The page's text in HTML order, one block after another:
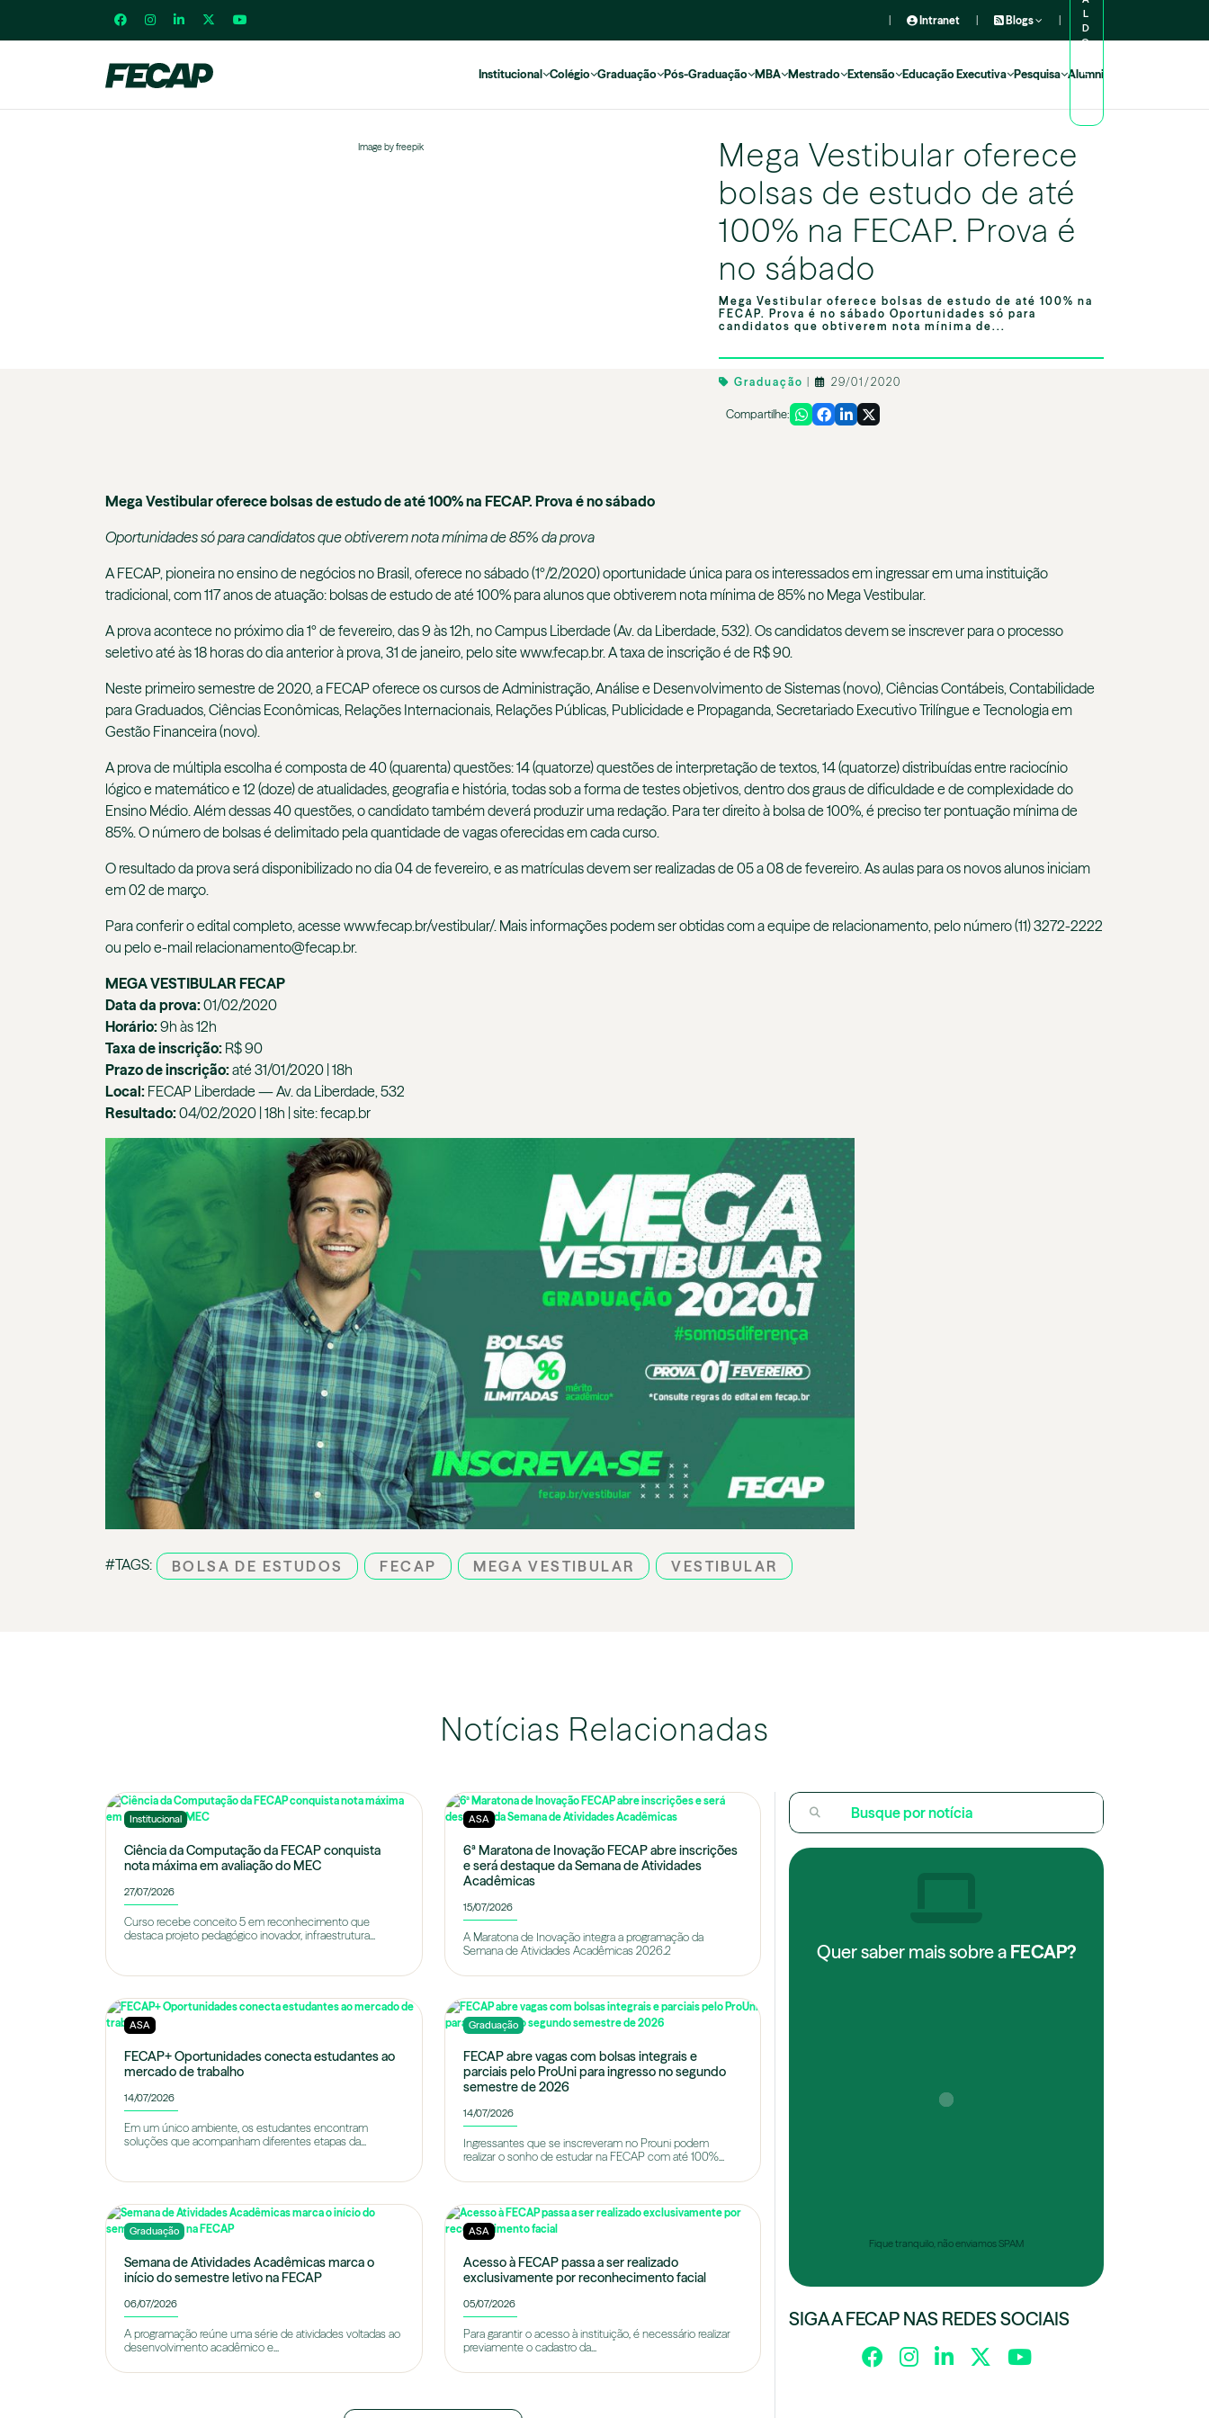
| Intranet | Blogs |
L
D
O
L
O
Institucional Colégio Graduação Pós-Graduação MBA Mestrado Extensão Educação Executiva Pesquisa Alumni
Image by freepik
Mega Vestibular oferece
bolsas de estudo de até
100% na FECAP. Prova é
no sábado
Mega Vestibular oferece bolsas de estudo de até 100% na
FECAP. Prova é no sábado Oportunidades só para
candidatos que obtiverem nota mínima de...
Graduação 29/01/2020
Compartilhe:
Mega Vestibular oferece bolsas de estudo de até 100% na FECAP. Prova é no sábado
Oportunidades só para candidatos que obtiverem nota mínima de 85% da prova
A FECAP, pioneira no ensino de negócios no Brasil, oferece no sábado (1º/2/2020) oportunidade única para os interessados em ingressar em uma instituição
tradicional, com 117 anos de atuação: bolsas de estudo de até 100% para alunos que obtiverem nota mínima de 85% no Mega Vestibular.
A prova acontece no próximo dia 1º de fevereiro, das 9 às 12h, no Campus Liberdade (Av. da Liberdade, 532). Os candidatos devem se inscrever para o processo
seletivo até às 18 horas do dia anterior à prova, 31 de janeiro, pelo site www.fecap.br. A taxa de inscrição é de R$ 90.
Neste primeiro semestre de 2020, a FECAP oferece os cursos de Administração, Análise e Desenvolvimento de Sistemas (novo), Ciências Contábeis, Contabilidade
para Graduados, Ciências Econômicas, Relações Internacionais, Relações Públicas, Publicidade e Propaganda, Secretariado Executivo Trilíngue e Tecnologia em
Gestão Financeira (novo).
A prova de múltipla escolha é composta de 40 (quarenta) questões: 14 (quatorze) questões de interpretação de textos, 14 (quatorze) distribuídas entre raciocínio
lógico e matemático e 12 (doze) de atualidades, geografia e história, todas sob a forma de testes objetivos, dentro dos graus de dificuldade e de complexidade do
Ensino Médio. Além dessas 40 questões, o candidato também deverá produzir uma redação. Para ter direito à bolsa de 100%, é preciso ter pontuação mínima de
85%. O número de bolsas é delimitado pela quantidade de vagas oferecidas em cada curso.
O resultado da prova será disponibilizado no dia 04 de fevereiro, e as matrículas devem ser realizadas de 05 a 08 de fevereiro. As aulas para os novos alunos iniciam
em 02 de março.
Para conferir o edital completo, acesse www.fecap.br/vestibular/. Mais informações podem ser obtidas com a equipe de relacionamento, pelo número (11) 3272-2222
ou pelo e-mail relacionamento@fecap.br.
MEGA VESTIBULAR FECAP
Data da prova:01/02/2020
Horário:9h às 12h
Taxa de inscrição: R$ 90
Prazo de inscrição:até 31/01/2020 | 18h
Local: FECAP Liberdade — Av. da Liberdade, 532
Resultado:04/02/2020 | 18h | site: fecap.br
#TAGS: BOLSA DE ESTUDOS FECAP MEGA VESTIBULAR VESTIBULAR
Notícias Relacionadas
Institucional
Ciência da Computação da FECAP conquista
nota máxima em avaliação do MEC
27/07/2026
Curso recebe conceito 5 em reconhecimento que
destaca projeto pedagógico inovador, infraestrutura...
ASA
6ª Maratona de Inovação FECAP abre inscrições
e será destaque da Semana de Atividades
Acadêmicas
15/07/2026
A Maratona de Inovação integra a programação da
Semana de Atividades Acadêmicas 2026.2
ASA
FECAP+ Oportunidades conecta estudantes ao
mercado de trabalho
14/07/2026
Em um único ambiente, os estudantes encontram
soluções que acompanham diferentes etapas da...
Graduação
FECAP abre vagas com bolsas integrais e
parciais pelo ProUni para ingresso no segundo
semestre de 2026
14/07/2026
Ingressantes que se inscreveram no Prouni podem
realizar o sonho de estudar na FECAP com até 100%...
Graduação
Semana de Atividades Acadêmicas marca o
início do semestre letivo na FECAP
06/07/2026
A programação reúne uma série de atividades voltadas ao
desenvolvimento acadêmico e...
ASA
Acesso à FECAP passa a ser realizado
exclusivamente por reconhecimento facial
05/07/2026
Para garantir o acesso à instituição, é necessário realizar
previamente o cadastro da...
Quer saber mais sobre a FECAP?
Fique tranquilo, não enviamos SPAM
SIGA A FECAP NAS REDES SOCIAIS